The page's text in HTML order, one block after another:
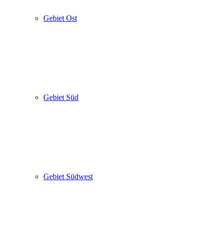
Gebiet Ost
Gebiet Süd
Gebiet Südwest